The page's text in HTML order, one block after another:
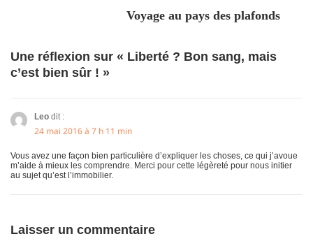
Voyage au pays des plafonds
Une réflexion sur « Liberté ? Bon sang, mais
c’est bien sûr ! »
Leo dit :
24 mai 2016 à 7 h 11 min
Vous avez une façon bien particulière d’expliquer les choses, ce qui j’avoue
m’aide à mieux les comprendre. Merci pour cette légèreté pour nous initier
au sujet qu’est l’immobilier.
Laisser un commentaire